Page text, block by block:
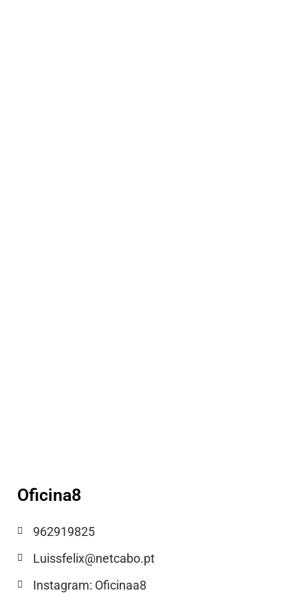
Oficina8
962919825
Luissfelix@netcabo.pt
Instagram: Oficinaa8